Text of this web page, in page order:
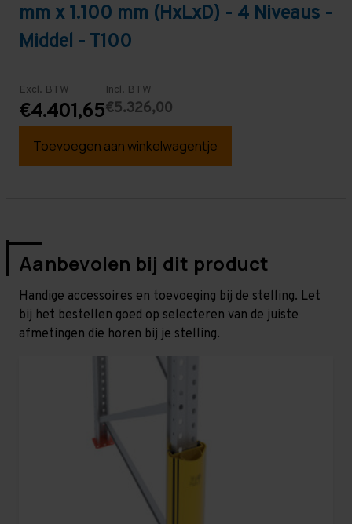
mm x 1.100 mm (HxLxD) - 4 Niveaus -
Middel - T100
Excl. BTW
€4.401,65
Incl. BTW
€5.326,00
Toevoegen aan winkelwagentje
Aanbevolen bij dit product
Handige accessoires en toevoeging bij de stelling. Let
bij het bestellen goed op selecteren van de juiste
afmetingen die horen bij je stelling.